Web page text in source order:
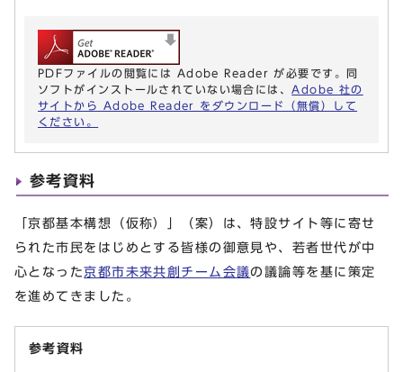
PDFファイルの閲覧には Adobe Reader が必要です。同
ソフトがインストールされていない場合には、 Adobe 社の
サイトから Adobe Reader をダウンロード（無償）して
ください。
参考資料
「京都基本構想（仮称）」（案）は、特設サイト等に寄せ
られた市民をはじめとする皆様の御意見や、若者世代が中
心となった京都市未来共創チーム会議の議論等を基に策定
を進めてきました。
参考資料